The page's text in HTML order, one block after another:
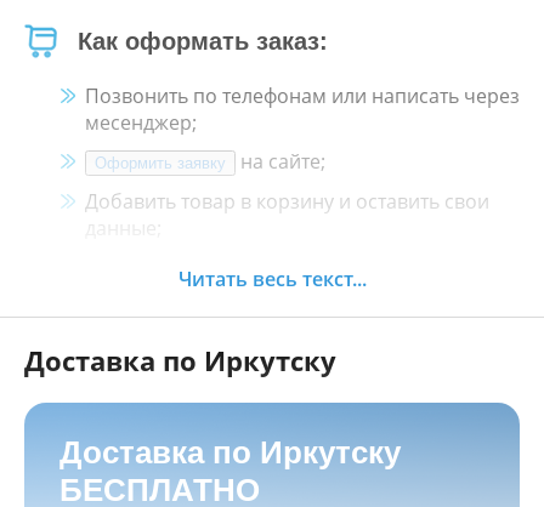
Как оформать заказ:
Позвонить по телефонам или написать через
месенджер;
Оформить заявку
на сайте;
Добавить товар в корзину и оставить свои
данные;
Менеджер свяжется с Вами в течение 30
Как оплатить:
Наличными, пластиковой картой, кредитной
картой и картой ХАЛВА в кассе нашего
магазина по адресуг. Иркутск, ул. Баррикад
24а, Мотосалон БАРС
Читать весь текст...
Доставка по Иркутску
Доставка по Иркутску
БЕСПЛАТНО